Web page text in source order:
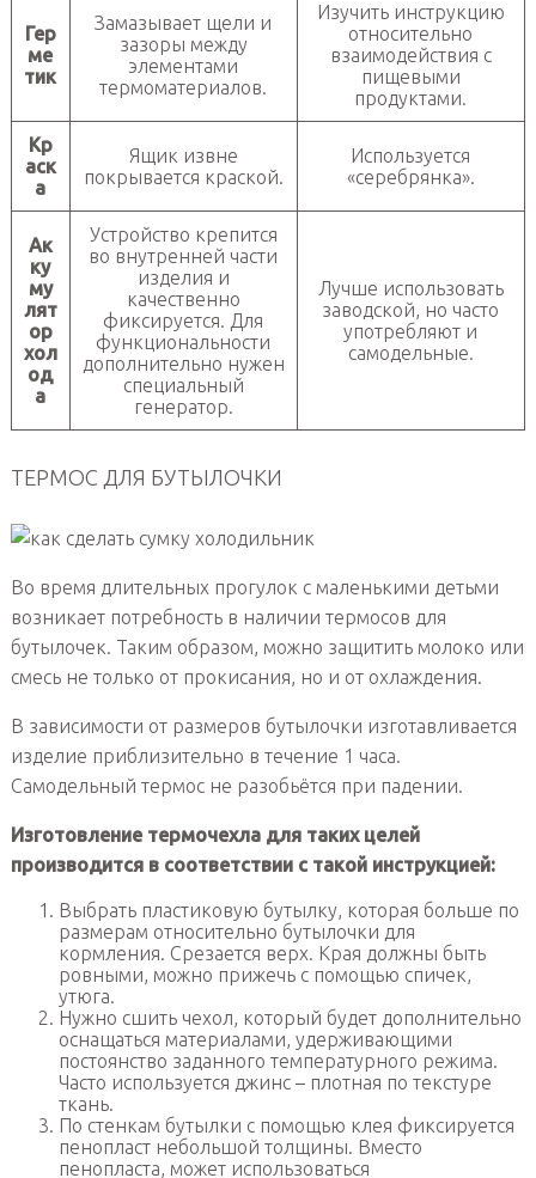
Гер
ме
тик
Замазывает щели и
зазоры между
элементами
термоматериалов.
Изучить инструкцию
относительно
взаимодействия с
пищевыми
продуктами.
Кр
аск
а
Ящик извне
покрывается краской.
Используется
«серебрянка».
Ак
ку
му
лят
ор
хол
од
а
Устройство крепится
во внутренней части
изделия и
качественно
фиксируется. Для
функциональности
дополнительно нужен
специальный
генератор.
Лучше использовать
заводской, но часто
употребляют и
самодельные.
ТЕРМОС ДЛЯ БУТЫЛОЧКИ
Во время длительных прогулок с маленькими детьми
возникает потребность в наличии термосов для
бутылочек. Таким образом, можно защитить молоко или
смесь не только от прокисания, но и от охлаждения.
В зависимости от размеров бутылочки изготавливается
изделие приблизительно в течение 1 часа.
Самодельный термос не разобьётся при падении.
Изготовление термочехла для таких целей
производится в соответствии с такой инструкцией:
Выбрать пластиковую бутылку, которая больше по
размерам относительно бутылочки для
кормления. Срезается верх. Края должны быть
ровными, можно прижечь с помощью спичек,
утюга.
Нужно сшить чехол, который будет дополнительно
оснащаться материалами, удерживающими
постоянство заданного температурного режима.
Часто используется джинс – плотная по текстуре
ткань.
По стенкам бутылки с помощью клея фиксируется
пенопласт небольшой толщины. Вместо
пенопласта, может использоваться